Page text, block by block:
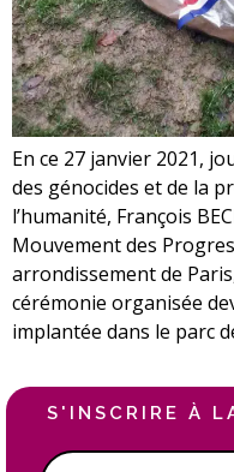
En ce 27 janvier 2021,
des génocides et de la
l’humanité, François
Mouvement des
arrondissement de
cérémonie organisée
implantée dans le parc
S'INSCRIRE À